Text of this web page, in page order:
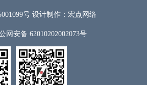
号 设计制作： 宏点网络
网安备 62010202002073号